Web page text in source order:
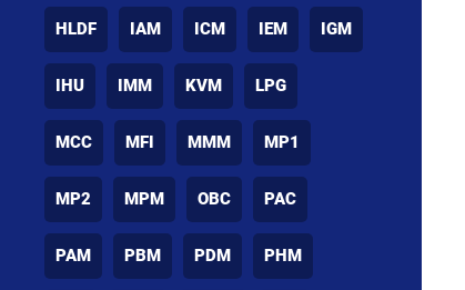
HLDF IAM ICM IEM IGM
IHU IMM KVM LPG
MCC MFI MMM MP1
MP2 MPM OBC PAC
PAM PBM PDM PHM